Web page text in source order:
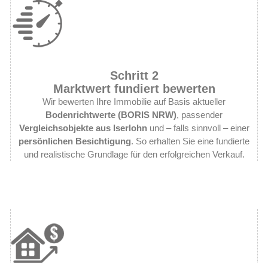
Schritt 2
Marktwert fundiert bewerten
Wir bewerten Ihre Immobilie auf Basis aktueller
Bodenrichtwerte (BORIS NRW), passender
Vergleichsobjekte aus Iserlohnund – falls sinnvoll – einer
persönlichen Besichtigung. So erhalten Sie eine fundierte
und realistische Grundlage für den erfolgreichen Verkauf.